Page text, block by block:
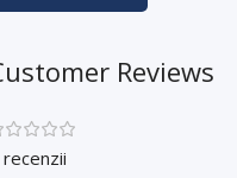
Reviews